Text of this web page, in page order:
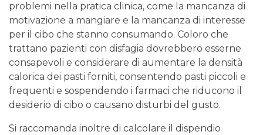
problemi nella pratica clinica, come la mancanza di
motivazione a mangiare e la mancanza di interesse
per il cibo che stanno consumando. Coloro che
trattano pazienti con disfagia dovrebbero esserne
consapevoli e considerare di aumentare la densità
calorica dei pasti forniti, consentendo pasti piccoli e
frequenti e sospendendo i farmaci che riducono il
desiderio di cibo o causano disturbi del gusto.
Si raccomanda inoltre di calcolare il dispendio